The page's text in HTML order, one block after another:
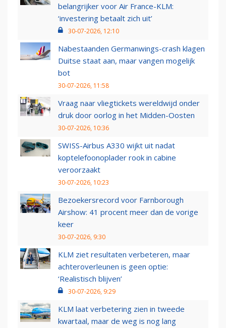
belangrijker voor Air France-KLM:
‘investering betaalt zich uit’
30-07-2026, 12:10
Nabestaanden Germanwings-crash klagen
Duitse staat aan, maar vangen mogelijk
bot
30-07-2026, 11:58
Vraag naar vliegtickets wereldwijd onder
druk door oorlog in het Midden-Oosten
30-07-2026, 10:36
SWISS-Airbus A330 wijkt uit nadat
koptelefoonoplader rook in cabine
veroorzaakt
30-07-2026, 10:23
Bezoekersrecord voor Farnborough
Airshow: 41 procent meer dan de vorige
keer
30-07-2026, 9:30
KLM ziet resultaten verbeteren, maar
achteroverleunen is geen optie:
‘Realistisch blijven’
30-07-2026, 9:29
KLM laat verbetering zien in tweede
kwartaal, maar de weg is nog lang